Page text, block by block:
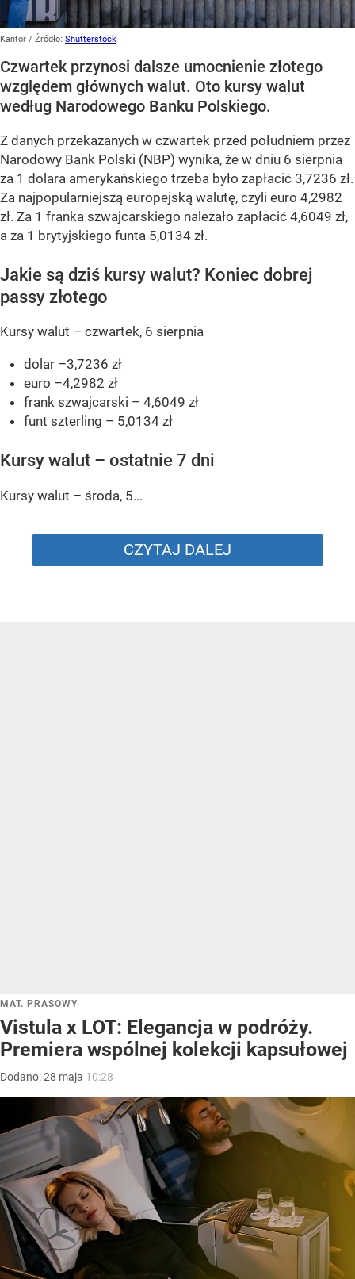
Kantor / Źródło: Shutterstock
Czwartek przynosi dalsze umocnienie złotego
względem głównych walut. Oto kursy walut
według Narodowego Banku Polskiego.
Z danych przekazanych w czwartek przed południem przez
Narodowy Bank Polski (NBP) wynika, że w dniu 6 sierpnia
za 1 dolara amerykańskiego trzeba było zapłacić 3,7236 zł.
Za najpopularniejszą europejską walutę, czyli euro 4,2982
zł. Za 1 franka szwajcarskiego należało zapłacić 4,6049 zł,
a za 1 brytyjskiego funta 5,0134 zł.
Jakie są dziś kursy walut? Koniec dobrej
passy złotego
Kursy walut – czwartek, 6 sierpnia
dolar –3,7236 zł
euro –4,2982 zł
frank szwajcarski – 4,6049 zł
funt szterling – 5,0134 zł
Kursy walut – ostatnie 7 dni
Kursy walut – środa, 5...
CZYTAJ DALEJ
MAT. PRASOWY
Vistula x LOT: Elegancja w podróży.
Premiera wspólnej kolekcji kapsułowej
Dodano:28 maja 10:28